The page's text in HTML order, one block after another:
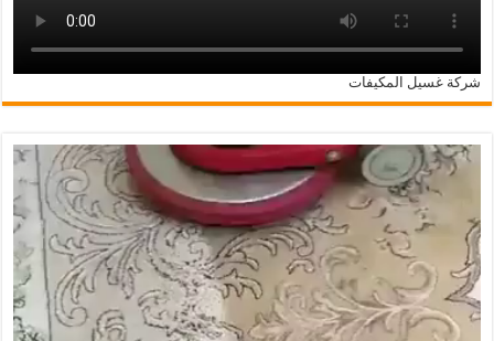
شركة غسيل المكيفات